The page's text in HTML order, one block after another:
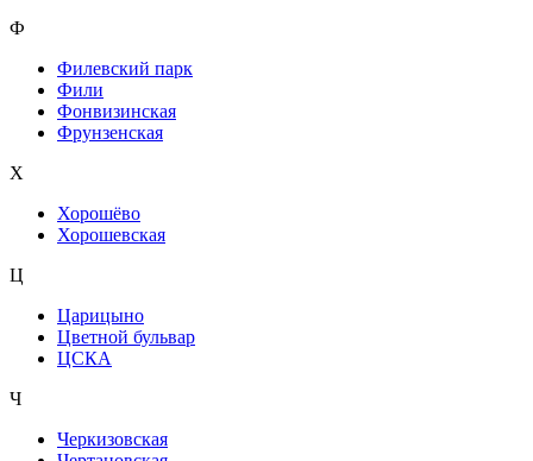
Ф
Филевский парк
Фили
Фонвизинская
Фрунзенская
Х
Хорошёво
Хорошевская
Ц
Царицыно
Цветной бульвар
ЦСКА
Ч
Черкизовская